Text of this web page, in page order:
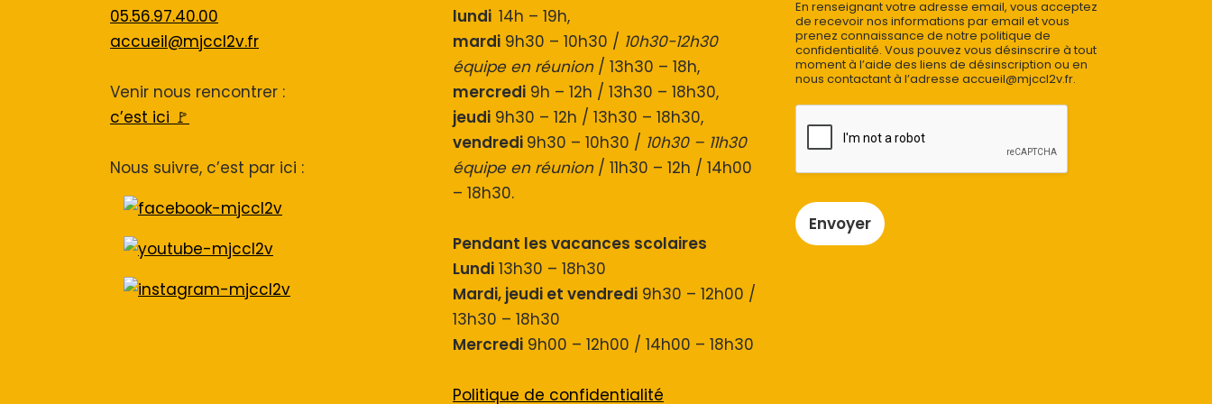
05.56.97.40.00
accueil@mjccl2v.fr
Venir nous rencontrer :
c’est ici 🚩
Nous suivre, c’est par ici :
lundi 14h – 19h,
mardi9h30 – 10h30 / 10h30-12h30
équipe en réunion / 13h30 – 18h,
mercredi9h – 12h / 13h30 – 18h30,
jeudi9h30 – 12h / 13h30 – 18h30,
vendredi 9h30 – 10h30 / 10h30 – 11h30
équipe en réunion/ 11h30 – 12h / 14h00
– 18h30.
Pendant les vacances scolaires
Lundi13h30 – 18h30
Mardi, jeudi et vendredi9h30 – 12h00 /
13h30 – 18h30
Mercredi9h00 – 12h00 / 14h00 – 18h30
Politique de confidentialité
En renseignant votre adresse email, vous acceptez
de recevoir nos informations par email et vous
prenez connaissance de notre politique de
confidentialité. Vous pouvez vous désinscrire à tout
moment à l’aide des liens de désinscription ou en
nous contactant à l’adresse accueil@mjccl2v.fr.
Envoyer